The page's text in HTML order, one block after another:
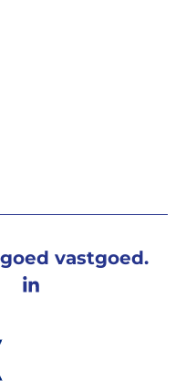
vastgoed.